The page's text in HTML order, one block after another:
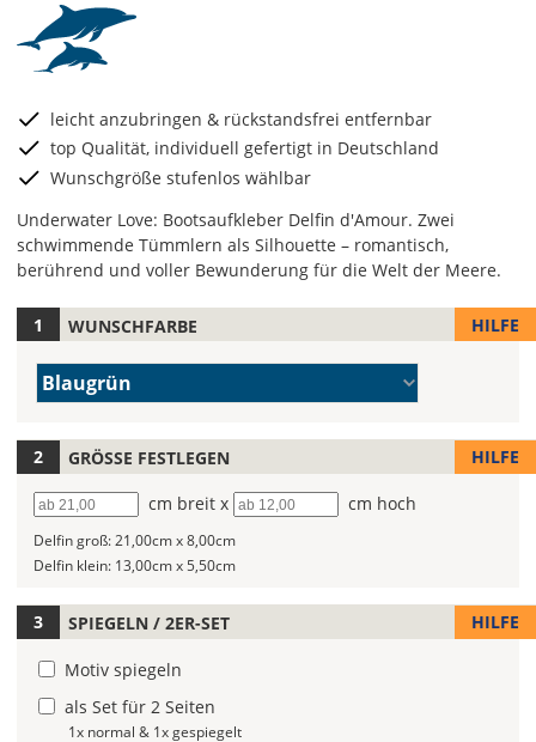
leicht anzubringen & rückstandsfrei entfernbar
top Qualität, individuell gefertigt in Deutschland
Wunschgröße stufenlos wählbar
Underwater Love: Bootsaufkleber Delfin d'Amour. Zwei
schwimmende Tümmlern als Silhouette – romantisch,
berührend und voller Bewunderung für die Welt der Meere.
Hier
die
Deines
Bootsaufklebers
fest!
Bei
mehrfarbigen
kannst
Du
die
Farben
frei
WUNSCHFARBE HILFE
Farbe/n
(Wert
Blaugrün
GRÖSSE FESTLEGEN HILFE
Breite cm breit x Höhe cm hoch
Delfin groß:21,00cm x 8,00cm
Delfin klein: 13,00cm x 5,50cm
SPIEGELN / 2ER-SET HILFE
Motiv spiegeln
als Set für 2 Seiten
1x normal & 1x gespiegelt